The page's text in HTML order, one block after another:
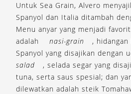
Untuk Sea Grain, Alvero
Spanyol dan Italia ditambah
Menu anyar yang menjadi
adalah
nasi-grain
,
Spanyol yang disajikan dengan
salad
, selada segar yang
tuna, serta saus spesial; dan
dilewatkan adalah steik